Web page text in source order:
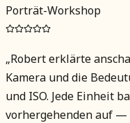
Porträt-Workshop
„Robert erklärte
Kamera und die
und ISO. Jede Einheit
vorhergehenden auf